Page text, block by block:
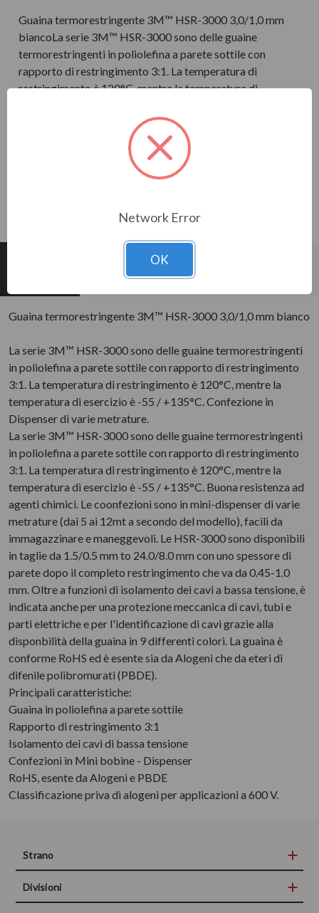
Guaina termorestringente 3M™ HSR-3000 3,0/1,0 mm
biancoLa serie 3M™ HSR-3000 sono delle guaine
termorestringenti in poliolefina a parete sottile con
rapporto di restringimento 3:1. La temperatura di
restringimento è 120°C, mentre la temperatura di
LEGGI LA DESCRIZIONE COMPLETA
AGGIUNGI AL CARRELLO DA APPROVARE
Tecnica
Documentazione
Guaina termorestringente 3M™ HSR-3000 3,0/1,0 mm bianco
La serie 3M™ HSR-3000 sono delle guaine termorestringenti
in poliolefina a parete sottile con rapporto di restringimento
3:1. La temperatura di restringimento è 120°C, mentre la
temperatura di esercizio è -55 / +135°C. Confezione in
Dispenser di varie metrature.
La serie 3M™ HSR-3000 sono delle guaine termorestringenti
in poliolefina a parete sottile con rapporto di restringimento
3:1. La temperatura di restringimento è 120°C, mentre la
temperatura di esercizio è -55 / +135°C. Buona resistenza ad
agenti chimici. Le coonfezioni sono in mini-dispenser di varie
metrature (dai 5 ai 12mt a secondo del modello), facili da
immagazzinare e maneggevoli. Le HSR-3000 sono disponibili
in taglie da 1.5/0.5 mm to 24.0/8.0 mm con uno spessore di
parete dopo il completo restringimento che va da 0.45-1.0
mm. Oltre a funzioni di isolamento dei cavi a bassa tensione, è
indicata anche per una protezione meccanica di cavi, tubi e
parti elettriche e per l'identificazione di cavi grazie alla
disponbilità della guaina in 9 differenti colori. La guaina è
conforme RoHS ed è esente sia da Alogeni che da eteri di
difenile polibromurati (PBDE).
Principali caratteristiche:
Guaina in poliolefina a parete sottile
Rapporto di restringimento 3:1
Isolamento dei cavi di bassa tensione
Confezioni in Mini bobine - Dispenser
RoHS, esente da Alogeni e PBDE
Classificazione priva di alogeni per applicazioni a 600 V.
Strano
Divisioni
Network Error
OK